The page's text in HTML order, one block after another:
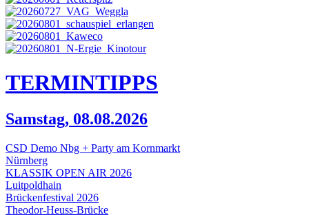
TERMINTIPPS
Samstag, 08.08.2026
CSD Demo Nbg + Party am Kornmarkt
Nürnberg
KLASSIK OPEN AIR 2026
Luitpoldhain
Brückenfestival 2026
Theodor-Heuss-Brücke